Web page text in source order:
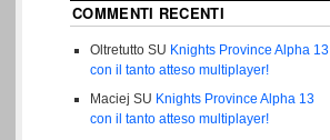
COMMENTI RECENTI
OltretuttoSU Knights Province Alpha 13
con il tanto atteso multiplayer!
Maciej SU Knights Province Alpha 13
con il tanto atteso multiplayer!